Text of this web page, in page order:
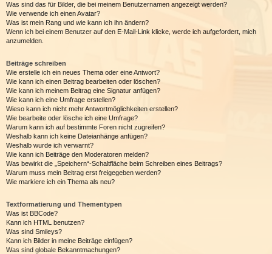
Was sind das für Bilder, die bei meinem Benutzernamen angezeigt werden?
Wie verwende ich einen Avatar?
Was ist mein Rang und wie kann ich ihn ändern?
Wenn ich bei einem Benutzer auf den E-Mail-Link klicke, werde ich aufgefordert, mich
anzumelden.
Beiträge schreiben
Wie erstelle ich ein neues Thema oder eine Antwort?
Wie kann ich einen Beitrag bearbeiten oder löschen?
Wie kann ich meinem Beitrag eine Signatur anfügen?
Wie kann ich eine Umfrage erstellen?
Wieso kann ich nicht mehr Antwortmöglichkeiten erstellen?
Wie bearbeite oder lösche ich eine Umfrage?
Warum kann ich auf bestimmte Foren nicht zugreifen?
Weshalb kann ich keine Dateianhänge anfügen?
Weshalb wurde ich verwarnt?
Wie kann ich Beiträge den Moderatoren melden?
Was bewirkt die „Speichern“-Schaltfläche beim Schreiben eines Beitrags?
Warum muss mein Beitrag erst freigegeben werden?
Wie markiere ich ein Thema als neu?
Textformatierung und Thementypen
Was ist BBCode?
Kann ich HTML benutzen?
Was sind Smileys?
Kann ich Bilder in meine Beiträge einfügen?
Was sind globale Bekanntmachungen?